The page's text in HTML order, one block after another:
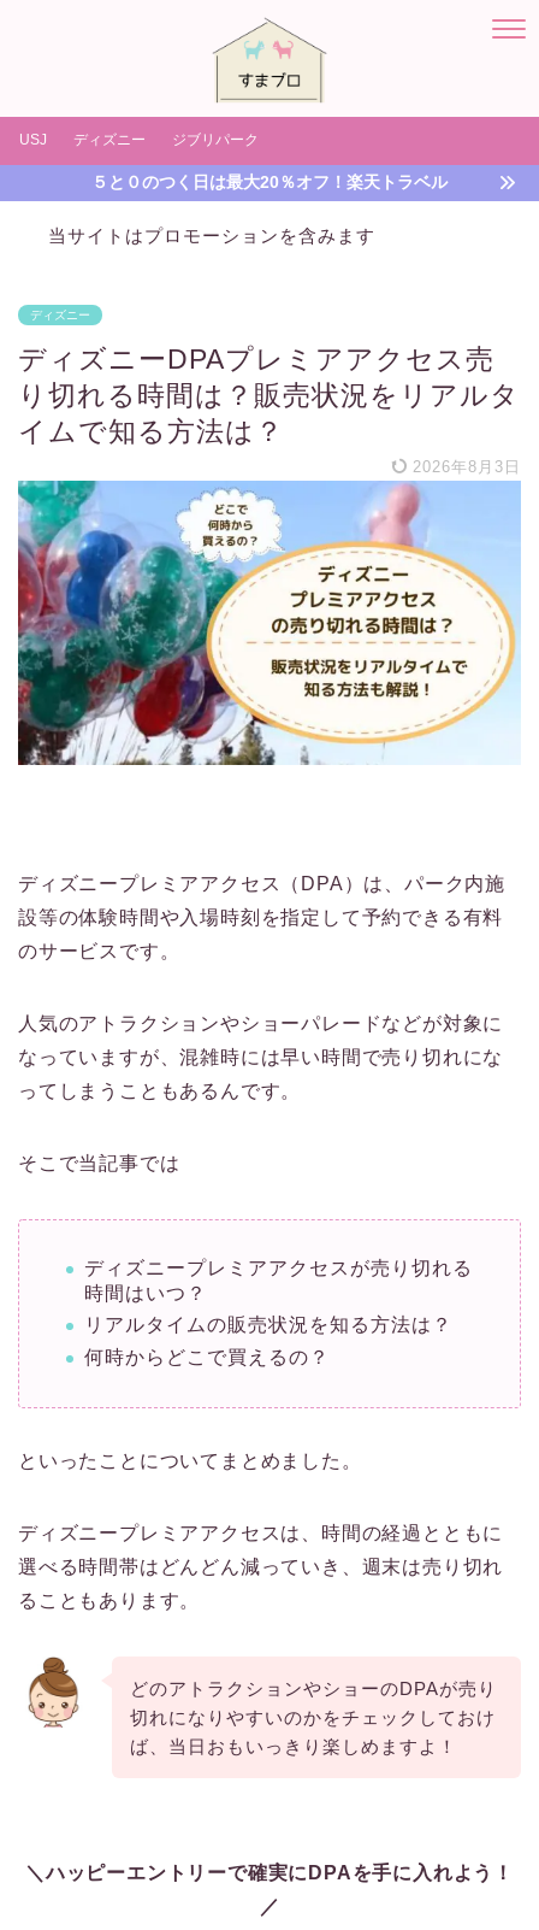
USJ ディズニー ジブリパーク
５と０のつく日は最大20％オフ！楽天トラベル
当サイトはプロモーションを含みます
ディズニー
ディズニーDPAプレミアアクセス売
り切れる時間は？販売状況をリアルタ
イムで知る方法は？
2026年8月3日
ディズニープレミアアクセス（DPA）は、パーク内施
設等の体験時間や入場時刻を指定して予約できる有料
のサービスです。
人気のアトラクションやショーパレードなどが対象に
なっていますが、混雑時には早い時間で売り切れにな
ってしまうこともあるんです。
そこで当記事では
ディズニープレミアアクセスが売り切れる
時間はいつ？
リアルタイムの販売状況を知る方法は？
何時からどこで買えるの？
といったことについてまとめました。
ディズニープレミアアクセスは、時間の経過とともに
選べる時間帯はどんどん減っていき、週末は売り切れ
ることもあります。
どのアトラクションやショーのDPAが売り
切れになりやすいのかをチェックしておけ
ば、当日おもいっきり楽しめますよ！
＼ハッピーエントリーで確実にDPAを手に入れよう！
／